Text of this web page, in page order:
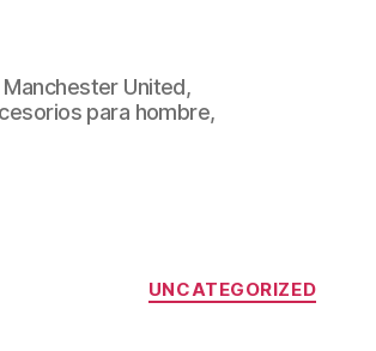
United,
para hombre,
Categorías
UNCATEGORIZED